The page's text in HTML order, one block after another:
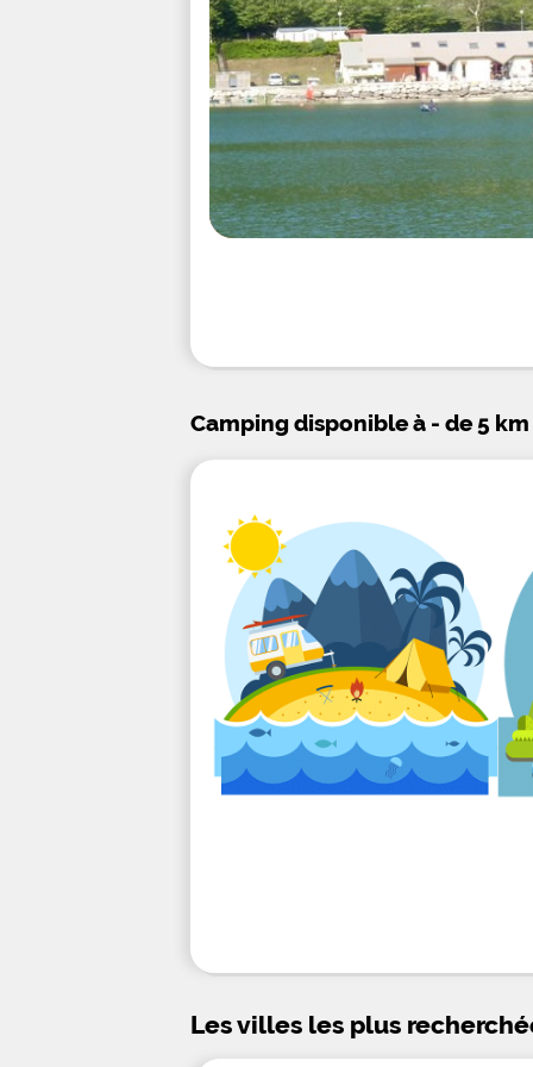
Camping disponible à - de 5
Les villes les plus